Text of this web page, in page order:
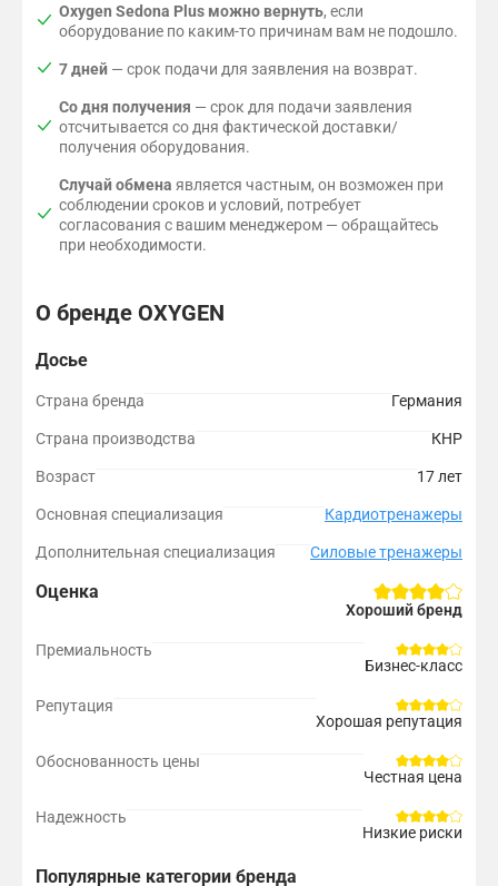
Oxygen Sedona Plus можно вернуть, если
оборудование по каким-то причинам вам не подошло.
7 дней — срок подачи для заявления на возврат.
Со дня получения — cрок для подачи заявления
отсчитывается со дня фактической доставки/
получения оборудования.
Случай обмена является частным, он возможен при
соблюдении сроков и условий, потребует
согласования с вашим менеджером — обращайтесь
при необходимости.
О бренде OXYGEN
Досье
Страна бренда Германия
Страна производства КНР
Возраст 17 лет
Основная специализация Кардиотренажеры
Дополнительная специализация Силовые тренажеры
Оценка
Хороший бренд
Премиальность
Бизнес-класс
Репутация
Хорошая репутация
Обоснованность цены
Честная цена
Надежность
Низкие риски
Популярные категории бренда